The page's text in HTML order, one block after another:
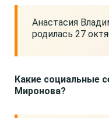
Анастасия
родилась 27
Какие социальные
Миронова?